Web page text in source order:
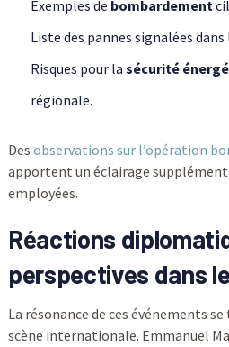
Exemples de bombardement
Liste des pannes signalées
Risques pour la sécurité
régionale.
Des observations sur l’opération
apportent un éclairage
employées.
Réactions
perspectives dans
La résonance de ces événements
scène internationale. Emmanuel